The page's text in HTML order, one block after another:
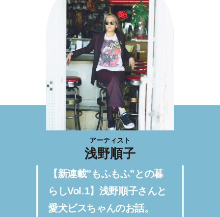
アーティスト
浅野順子
【新連載”もふもふ”との暮
らしVol.1】浅野順子さんと
愛犬ビスちゃんのお話。